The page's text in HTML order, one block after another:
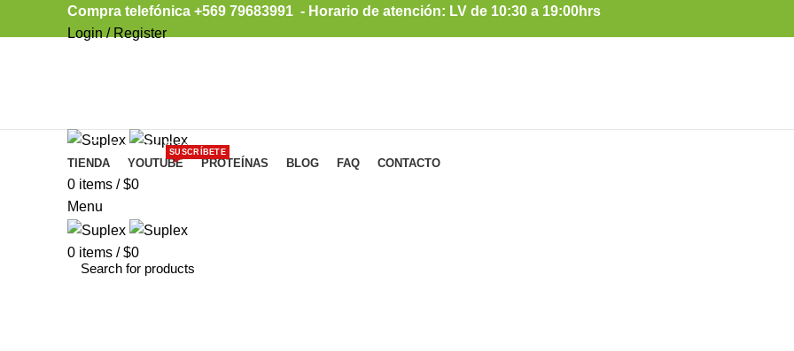
Compra telefónica +569 79683991 - Horario de atención: LV de 10:30 a 19:00hrs
Login / Register
TIENDA YOUTUBE
SUSCRÍBETE
PROTEÍNAS BLOG FAQ CONTACTO
0 items / $0
Menu
0 items / $0
Browse Categories